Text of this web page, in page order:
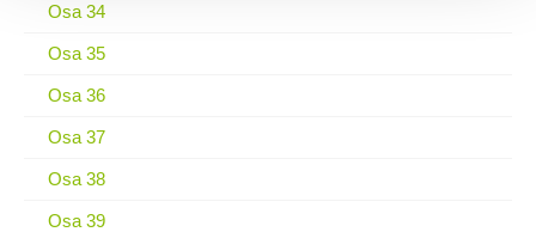
Osa 34
Osa 35
Osa 36
Osa 37
Osa 38
Osa 39